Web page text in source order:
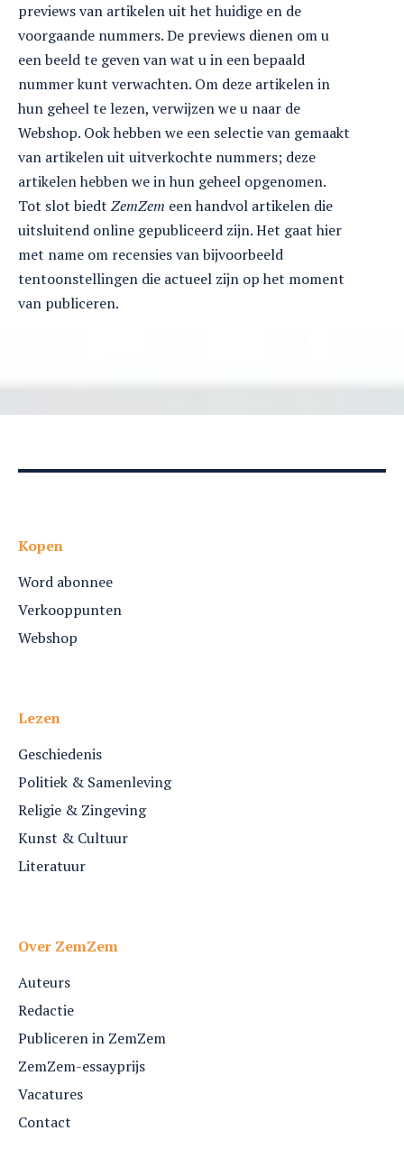
previews van artikelen uit het huidige en de
voorgaande nummers. De previews dienen om u
een beeld te geven van wat u in een bepaald
nummer kunt verwachten. Om deze artikelen in
hun geheel te lezen, verwijzen we u naar de
Webshop. Ook hebben we een selectie van gemaakt
van artikelen uit uitverkochte nummers; deze
artikelen hebben we in hun geheel opgenomen.
Tot slot biedt ZemZem een handvol artikelen die
uitsluitend online gepubliceerd zijn. Het gaat hier
met name om recensies van bijvoorbeeld
tentoonstellingen die actueel zijn op het moment
van publiceren.
Kopen
Word abonnee
Verkooppunten
Webshop
Lezen
Geschiedenis
Politiek & Samenleving
Religie & Zingeving
Kunst & Cultuur
Literatuur
Over ZemZem
Auteurs
Redactie
Publiceren in ZemZem
ZemZem-essayprijs
Vacatures
Contact